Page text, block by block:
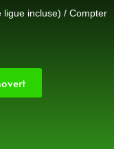
incluse) / Compter